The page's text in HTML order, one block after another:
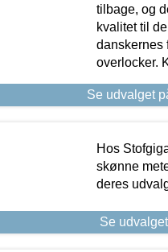
tilbage, og
kvalitet til
danskernes
overlocker.
Se udvalget
Hos
skønne
deres
Se